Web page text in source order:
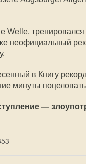
Welle,
неофициальный
в Книгу
минуты
—